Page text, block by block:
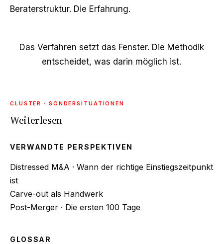
Beraterstruktur. Die Erfahrung.
Das Verfahren setzt das Fenster. Die Methodik
entscheidet, was darin möglich ist.
CLUSTER · SONDERSITUATIONEN
Weiterlesen
VERWANDTE PERSPEKTIVEN
Distressed M&A · Wann der richtige Einstiegszeitpunkt
ist
Carve-out als Handwerk
Post-Merger · Die ersten 100 Tage
GLOSSAR